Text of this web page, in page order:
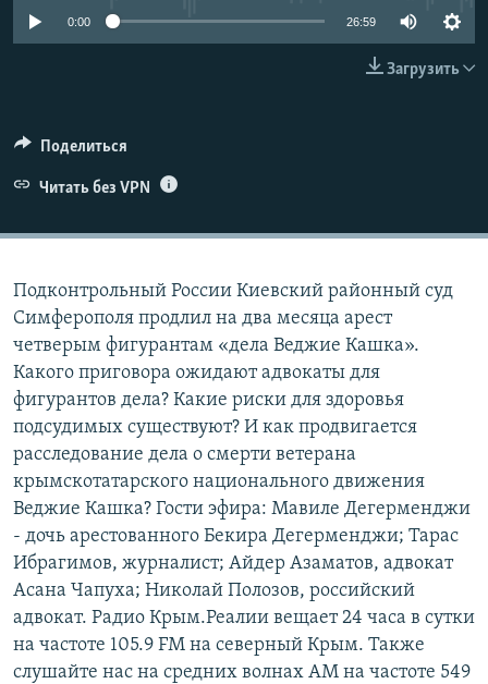
ПОБЕДИТЕЛЕЙ НЕ СУДЯТ?
УКРАИНСКАЯ ПРОБЛЕМА КРЫМА
ПРИСОЕДИНЯЙТЕСЬ!
0:00 26:59
Загрузить
Поделиться
Читать без VPN
Подконтрольный России Киевский районный суд
Симферополя продлил на два месяца арест
четверым фигурантам «дела Веджие Кашка».
Какого приговора ожидают адвокаты для
фигурантов дела? Какие риски для здоровья
подсудимых существуют? И как продвигается
расследование дела о смерти ветерана
крымскотатарского национального движения
Веджие Кашка? Гости эфира: Мавиле Дегерменджи
- дочь арестованного Бекира Дегерменджи; Тарас
Ибрагимов, журналист; Айдер Азаматов, адвокат
Асана Чапуха; Николай Полозов, российский
адвокат. Радио Крым.Реалии вещает 24 часа в сутки
на частоте 105.9 FM на северный Крым. Также
слушайте нас на средних волнах АМ на частоте 549